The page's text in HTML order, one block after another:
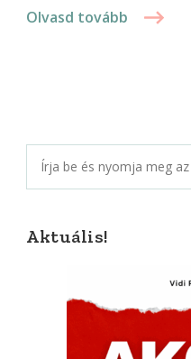
Olvasd tovább
Keresés:
Aktuális!